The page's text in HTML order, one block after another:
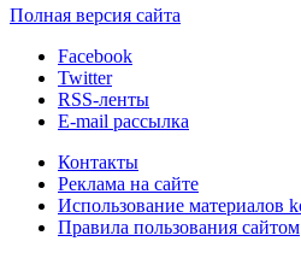
Полная версия сайта
Facebook
Twitter
RSS-ленты
E-mail рассылка
Контакты
Реклама на сайте
Использование материалов
Правила пользования сайтом